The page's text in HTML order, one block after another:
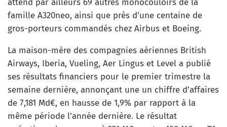
attend par ailleurs 69 autres monocouloirs de la
famille A320neo, ainsi que près d’une centaine de
gros-porteurs commandés chez Airbus et Boeing.
La maison-mère des compagnies aériennes British
Airways, Iberia, Vueling, Aer Lingus et Level a publié
ses résultats financiers pour le premier trimestre la
semaine dernière, annonçant une un chiffre d’affaires
de 7,181 Md€, en hausse de 1,9% par rapport à la
même période l’année dernière. Le résultat